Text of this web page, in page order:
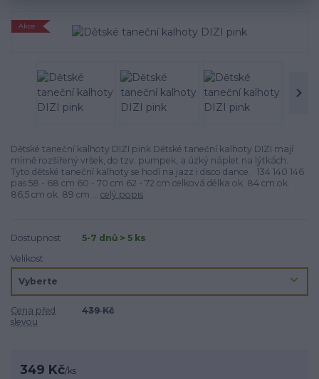
Akce
Dětské taneční­ kalhoty DIZI pink Dětské taneční­ kalhoty DIZI mají
mírně rozšířený vršek, do tzv. pumpek, a úzký náplet na lýtkách.
Tyto dětské taneční kalhoty se hodí­ na jazz i disco dance. 134 140 146
pas 58 - 68 cm 60 - 70 cm 62 - 72 cm celková délka ok. 84 cm ok.
86,5 cm ok. 89 cm ... celý popis
Dostupnost
5-7 dnů > 5 ks
Velikost
Cena před
slevou
439 Kč
349 Kč/ks